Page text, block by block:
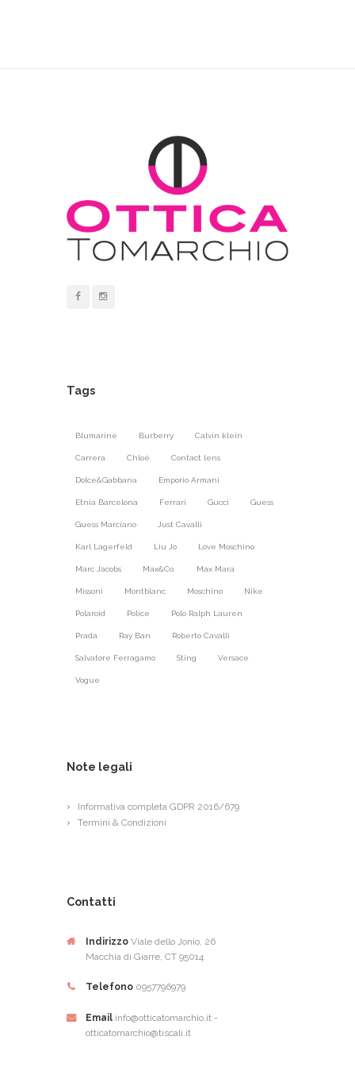
Tags
Blumarine Burberry Calvin klein
Carrera Chloé Contact lens
Dolce&Gabbana Emporio Armani
Etnia Barcelona Ferrari Gucci Guess
Guess Marciano Just Cavalli
Karl Lagerfeld Liu Jo Love Moschino
Marc Jacobs Max&Co. Max Mara
Missoni Montblanc Moschino Nike
Polaroid Police Polo Ralph Lauren
Prada Ray Ban Roberto Cavalli
Salvatore Ferragamo Sting Versace
Vogue
Note legali
Informativa completa GDPR 2016/679
Termini & Condizioni
Contatti
Indirizzo Viale dello Jonio, 26
Macchia di Giarre, CT 95014
Telefono 0957796979
Email info@otticatomarchio.it -
otticatomarchio@tiscali.it